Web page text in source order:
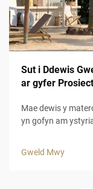
Sut i Ddewis
ar gyfer
Mae dewis y
yn gofyn am
ymddangosiad
Gweld Mwy